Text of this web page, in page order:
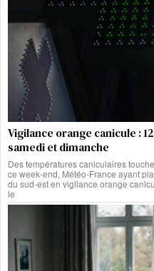
Vigilance orange canicule :
samedi et dimanche
Des températures caniculaires
ce week-end, Météo-France ayant
du sud-est en vigilance orange
le